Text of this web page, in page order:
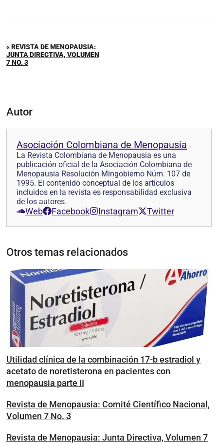
« REVISTA DE MENOPAUSIA:
JUNTA DIRECTIVA, VOLUMEN
7 NO. 3
Autor
Asociación Colombiana de Menopausia
La Revista Colombiana de Menopausia es una
publicación oficial de la Asociación Colombiana de
Menopausia Resolución Mingobierno Núm. 107 de
1995. El contenido conceptual de los artículos
incluidos en la revista es responsabilidad exclusiva
de los autores.
Web Facebook Instagram Twitter
Otros temas relacionados
Utilidad clínica de la combinación 17-b estradiol y
acetato de noretisterona en pacientes con
menopausia parte II
Revista de Menopausia: Comité Científico Nacional,
Volumen 7 No. 3
Revista de Menopausia: Junta Directiva, Volumen 7